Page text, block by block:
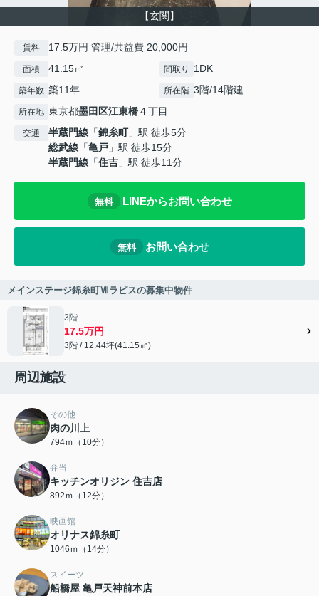
【玄関】
賃料 17.5万円 管理/共益費 20,000円
面積 41.15㎡ 間取り 1DK
築年数 築11年 所在階 3階/14階建
所在地 東京都墨田区江東橋４丁目
交通 半蔵門線 「錦糸町」駅 徒歩5分
総武線 「亀戸 」駅 徒歩15分
半蔵門線 「住吉 」駅 徒歩11分
無料 LINEからお問い合わせ
無料 お問い合わせ
メインステージ錦糸町Ⅶラピスの募集中物件
3階
17.5万円
3階 / 12.44坪(41.15㎡)
周辺施設
その他
肉の川上
794ｍ（10分）
弁当
キッチンオリジン 住吉店
892ｍ（12分）
映画館
オリナス錦糸町
1046ｍ（14分）
スイーツ
船橋屋 亀戸天神前本店